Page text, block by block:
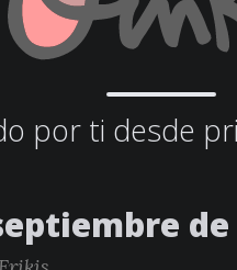
por ti desde
de